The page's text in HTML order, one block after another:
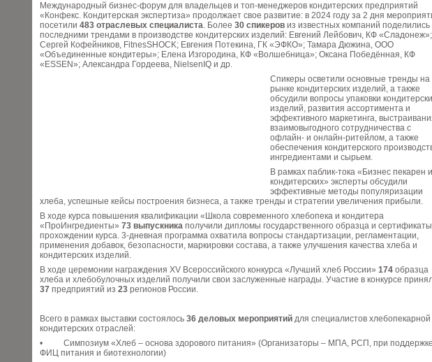
Международный бизнес-форум для владельцев и топ-менеджеров кондитерских предприятий
«Конфекс. Кондитерская экспертиза» продолжает свое развитие: в 2024 году за 2 дня
посетили 483 отраслевых специалиста. Более 30 спикеров из известных компаний поделились
последними трендами в производстве кондитерских изделий: Евгений Лейбович, КФ «Сладонеж»;
Сергей Кофейников, FitnesSHOCK; Евгения Потекина, ГК «ЭФКО»; Тамара Дюжина, ООО
«Объединенные кондитеры»; Елена Изгородина, КФ «Волшебница»; Оксана Победённая, КФ
«ESSEN»; Александра Гордеева, NielsenIQ и др.
Спикеры осветили основные тренды на
рынке кондитерских изделий, а также
обсудили вопросы упаковки
изделий, развития ассортимента и
эффективного маркетинга,
взаимовыгодного сотрудничества с
офлайн- и онлайн-ритейлом, а также
обеспечения кондитерского
ингредиентами и сырьем.
В рамках паблик-тока «Бизнес пекарен и
кондитерских» эксперты обсудили
эффективные методы популяризации
хлеба, успешные кейсы построения бизнеса, а также тренды и стратегии увеличения прибыли.
В ходе курса повышения квалификации «Школа современного хлебопека и кондитера
«ПроИнгредиенты» 73 выпускника получили дипломы государственного образца и
прохождении курса. 3-дневная программа охватила вопросы стандартизации, регламентации,
применения добавок, безопасности, маркировки состава, а также улучшения качества хлеба и
кондитерских изделий.
В ходе церемонии награждения XV Всероссийского конкурса «Лучший хлеб России» 174 образца
хлеба и хлебобулочных изделий получили свои заслуженные награды. Участие в конкурсе
37 предприятий из 23 регионов России.
Всего в рамках выставки состоялось 36 деловых мероприятий для специалистов хлебопекарной
кондитерских отраслей:
• Симпозиум «Хлеб – основа здорового питания» (Организаторы – МПА, РСП, при поддержке
ФИЦ питания и биотехнологии)